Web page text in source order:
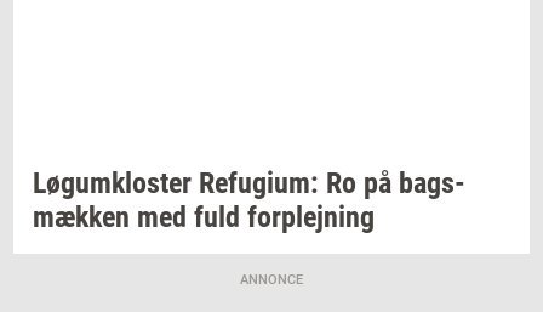
Løgum­klo­ster Re­fu­gi­um: Ro på bags­
mæk­ken med fuld for­plej­ning
ANNONCE